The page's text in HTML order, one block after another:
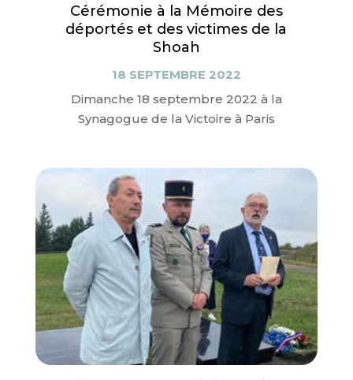
Cérémonie à la Mémoire des
déportés et des victimes de la
Shoah
18 SEPTEMBRE 2022
Dimanche 18 septembre 2022 à la
Synagogue de la Victoire à Paris